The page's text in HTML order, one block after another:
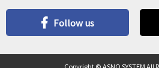
Follow us